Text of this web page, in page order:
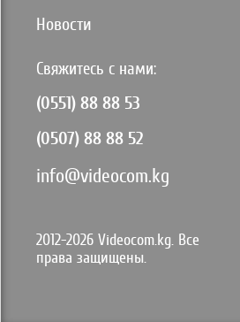
Новости
Свяжитесь с нами:
(0551) 88 88 53
(0507) 88 88 52
info@videocom.kg
2012-2026 Videocom.kg. Все
права защищены.